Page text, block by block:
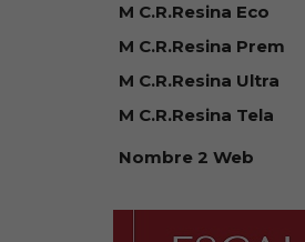
M C.R.Resina Eco
M C.R.Resina Prem
M C.R.Resina Ultra
M C.R.Resina Tela
Nombre 2 Web